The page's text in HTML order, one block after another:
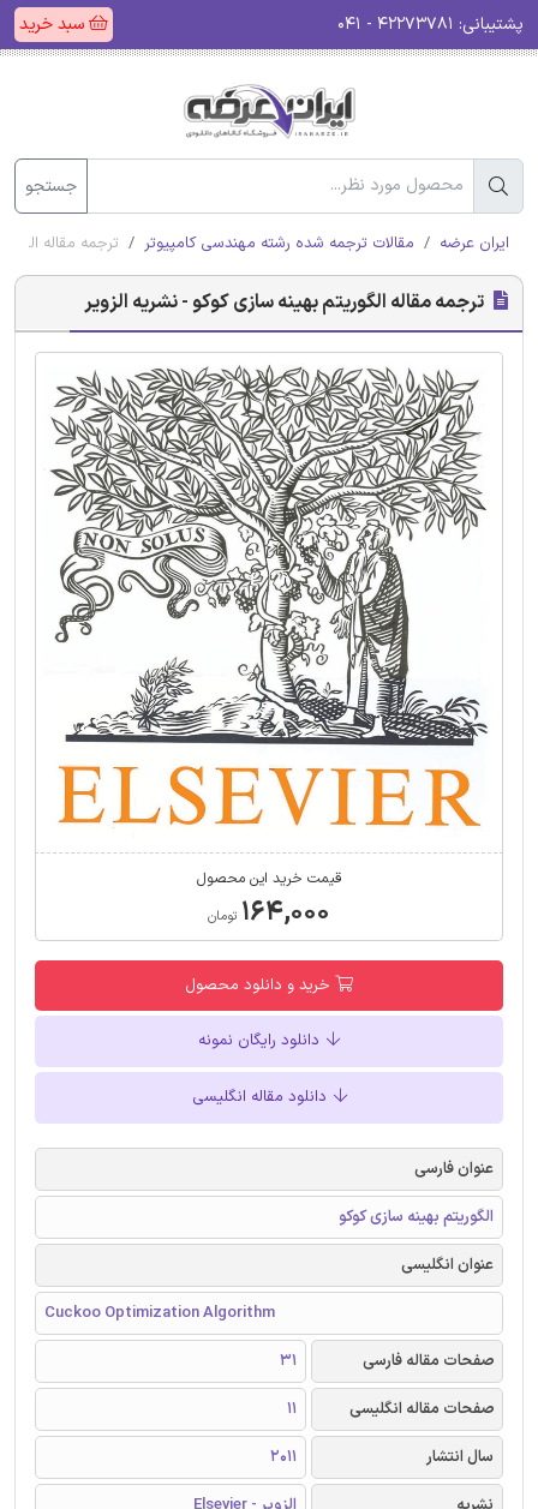
پشتیبانی: سبد خرید
جستجو
ایران عرضه مقالات ترجمه شده رشته مهندسی کامپیوتر ترجمه مقاله
ترجمه مقاله الگوریتم بهینه ‌سازی کوکو - نشریه الزویر
قیمت خرید این محصول
۱۶۴,۰۰۰ تومان
خرید و دانلود محصول
دانلود رایگان نمونه
دانلود مقاله انگلیسی
عنوان فارسی
الگوریتم بهینه ‌سازی کوکو
عنوان انگلیسی
Cuckoo Optimization Algorithm
صفحات مقاله فارسی
31
صفحات مقاله انگلیسی
11
سال انتشار
2011